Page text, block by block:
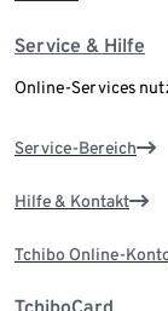
Service & Hilfe
Online-Services
Service-Bereich
Hilfe & Kontakt
Tchibo Online-